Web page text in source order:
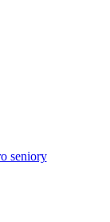
seniory